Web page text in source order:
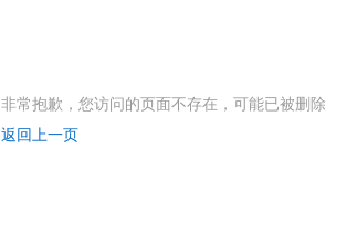
非常抱歉，您访问的页面不存在，可能已被删除
返回上一页